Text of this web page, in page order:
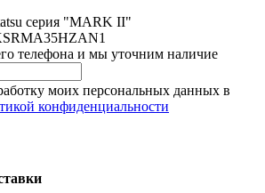
серия "MARK II"
телефона и мы уточним наличие
моих персональных данных в
конфиденциальности